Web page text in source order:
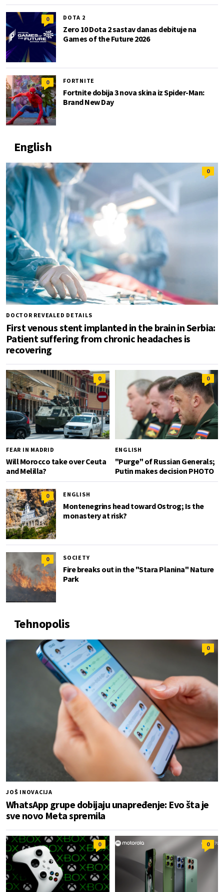
0 DOTA 2
Zero 10 Dota 2 sastav danas debituje na
Games of the Future 2026
0 FORTNITE
Fortnite dobija 3 nova skina iz Spider-Man:
Brand New Day
English
0
DOCTOR REVEALED DETAILS
First venous stent implanted in the brain in Serbia:
Patient suffering from chronic headaches is
recovering
0
FEAR IN MADRID
Will Morocco take over Ceuta
and Melilla?
0
ENGLISH
"Purge" of Russian Generals;
Putin makes decision PHOTO
0 ENGLISH
Montenegrins head toward Ostrog; Is the
monastery at risk?
0 SOCIETY
Fire breaks out in the "Stara Planina" Nature
Park
Tehnopolis
0
JOŠ INOVACIJA
WhatsApp grupe dobijaju unapređenje: Evo šta je
sve novo Meta spremila
0 0